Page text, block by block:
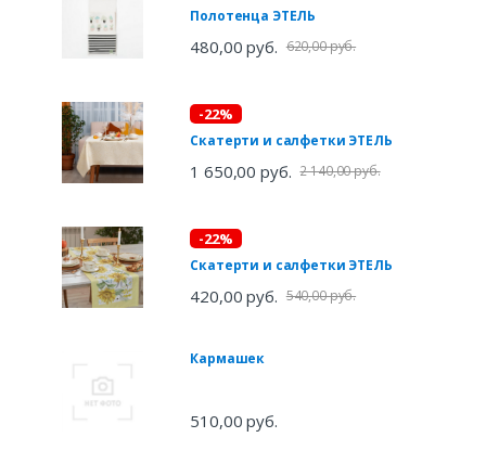
Полотенца ЭТЕЛЬ
480,00 руб. 620,00 руб.
-22%
Скатерти и салфетки ЭТЕЛЬ
1 650,00 руб. 2 140,00 руб.
-22%
Скатерти и салфетки ЭТЕЛЬ
420,00 руб. 540,00 руб.
Кармашек
510,00 руб.